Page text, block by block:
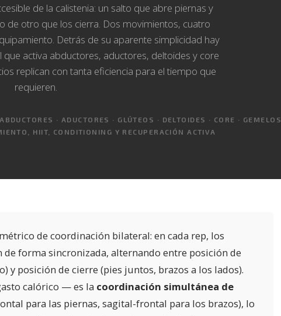
de la calistenia: un salto que abre piernas y
de otro que los cierra. Dos movimientos, cuatro
Detrás de su aparente simplicidad hay
activa abductores, aductores, deltoides y core
replican con tanta eficiencia para el tiempo que
requieren.
ABDUCTORES · ADUCTORES · GLÚTEOS · DELTOIDES · CORE · GEMELOS
HIIT, CONDITIONING Y RECUPERACIÓN ACTIVA
de coordinación bilateral: en cada rep, los
de forma sincronizada, alternando entre posición de
y posición de cierre (pies juntos, brazos a los lados).
calórico — es la coordinación simultánea de
para las piernas, sagital-frontal para los brazos), lo